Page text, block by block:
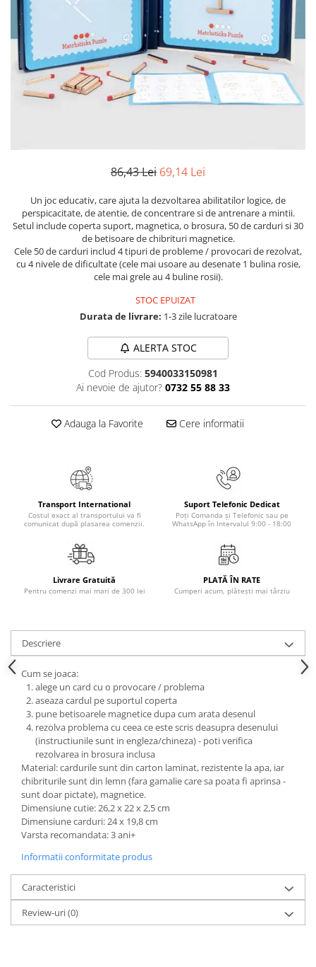
Audiobook
ReConnect
Religie
Crestinism
ScienceConnection
Senzatii/Thriller
SF & Fantasy
Teatru
Teens Book Club
Instrumente si Truse Geometrie
Seturi scolare
Calculator
Consumabile & Accesorii
COLOREAZA CU PRIETENII
De colorat
Pot desena minunat
Sa coloram cu Nicol
Carti educative
Codul copiilor de succes
Dezvoltare personala
Dictionare
Enciclopedii
Kids Book Club
Literatura Scolara
Lumea Copilariei
Ma pregatesc pentru scoala
Clasa a VI-a
Clasa a VII-a
Clasa pregatitoare
Povesti ilustrate
Povesti - Basme - Legende
Realitatea Augmentata
Religie pentru copii
ScienceConnection
TP ROLL
Puzzle-uri
Puzzle
Puzzle 3D Lemn
86,43 Lei 69,14 Lei
Un joc educativ, care ajuta la dezvoltarea abilitatilor logice, de
perspicacitate, de atentie, de concentrare si de antrenare a mintii.
Setul include coperta suport, magnetica, o brosura, 50 de carduri si 30
de betisoare de chibrituri magnetice.
Cele 50 de carduri includ 4 tipuri de probleme / provocari de rezolvat,
cu 4 nivele de dificultate (cele mai usoare au desenate 1 bulina rosie,
cele mai grele au 4 buline rosii).
STOC EPUIZAT
Durata de livrare: 1-3 zile lucratoare
ALERTA STOC
Cod Produs: 5940033150981
Ai nevoie de ajutor? 0732 55 88 33
Adauga la Favorite Cere informatii
Transport International
Costul exact al transportului va fi
comunicat după plasarea comenzii.
Suport Telefonic Dedicat
Poți Comanda și Telefonic sau pe
WhatsApp în Intervalul 9:00 - 18:00
Livrare Gratuită
Pentru comenzi mai mari de 300 lei
PLATĂ ÎN RATE
Cumperi acum, plătești mai târziu
Descriere
Cum se joaca:
alege un card cu o provocare / problema
aseaza cardul pe suportul coperta
pune betisoarele magnetice dupa cum arata desenul
rezolva problema cu ceea ce este scris deasupra desenului
(instructiunile sunt in engleza/chineza) - poti verifica
rezolvarea in brosura inclusa
Material: cardurile sunt din carton laminat, rezistente la apa, iar
chibriturile sunt din lemn (fara gamalie care sa poata fi aprinsa -
sunt doar pictate), magnetice.
Dimensiune cutie: 26,2 x 22 x 2,5 cm
Dimensiune carduri: 24 x 19,8 cm
Varsta recomandata: 3 ani+
Informatii conformitate produs
Caracteristici
Review-uri(0)